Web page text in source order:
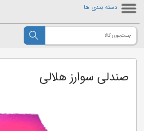
دسته بندی ها
صندلی سوارز هلالی